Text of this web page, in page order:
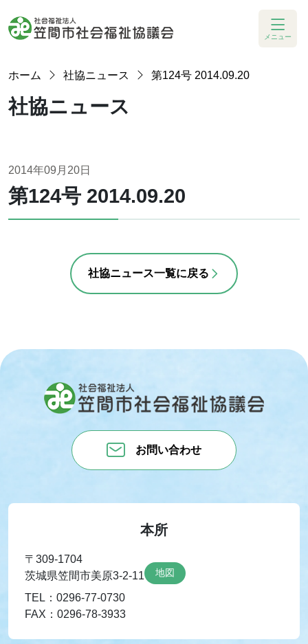
メニュー
ホーム 社協ニュース 第124号 2014.09.20
社協ニュース
2014年09月20日
第124号 2014.09.20
社協ニュース一覧に戻る
お問い合わせ
本所
〒309-1704
茨城県笠間市美原3-2-11
地図
TEL：0296-77-0730
FAX：0296-78-3933